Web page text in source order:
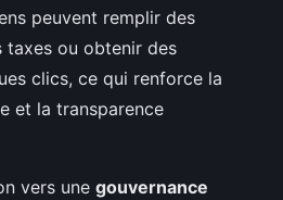
peuvent remplir des
taxes ou obtenir des
clics, ce qui renforce la
et la transparence
vers une gouvernance